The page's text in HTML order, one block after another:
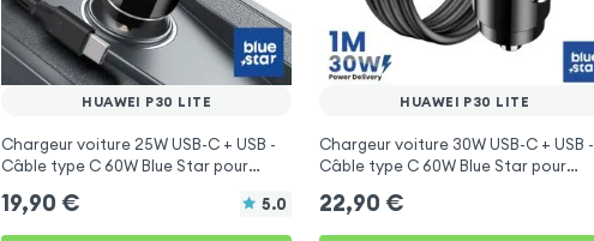
HUAWEI P30 LITE
Chargeur voiture 25W USB-C + USB -
Câble type C 60W Blue Star pour
19,90 € 5.0
HUAWEI P30 LITE
Chargeur voiture 30W USB-C + USB -
Câble type C 60W Blue Star pour
22,90 €